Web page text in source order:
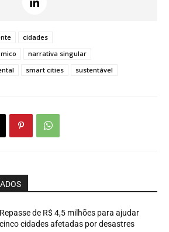
cidades
narrativa singular
smart cities sustentável
Repasse de R$ 4,5 milhões para ajudar
cinco cidades afetadas por desastres